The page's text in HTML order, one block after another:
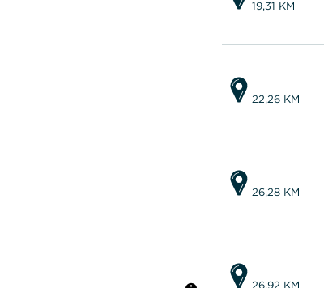
19,31 KM
22,26 KM
26,28 KM
26,92 KM